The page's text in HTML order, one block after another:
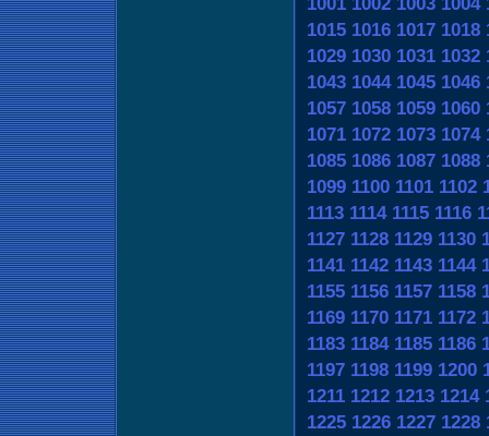
1015 1016 1017 1018
1029 1030 1031 1032
1043 1044 1045 1046
1057 1058 1059 1060
1071 1072 1073 1074
1085 1086 1087 1088
1099 1100 1101 1102
1113 1114 1115 1116
1127 1128 1129 1130
1141 1142 1143 1144
1155 1156 1157 1158
1169 1170 1171 1172
1183 1184 1185 1186
1197 1198 1199 1200
1211 1212 1213 1214
1225 1226 1227 1228